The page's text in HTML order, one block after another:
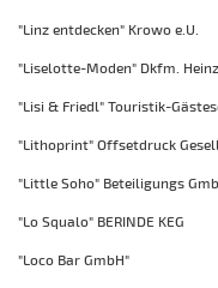
"Linz entdecken" Krowo e.U.
"Liselotte-Moden" Dkfm.
"Lisi & Friedl" Touristik-
"Lithoprint" Offsetdruck
"Little Soho" Beteiligungs
"Lo Squalo" BERINDE KEG
"Loco Bar GmbH"